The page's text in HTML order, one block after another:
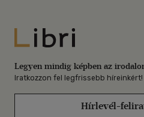
Libri
Legyen mindig képben az
Iratkozzon fel legfrissebb híreinkért!
Hírlevél-